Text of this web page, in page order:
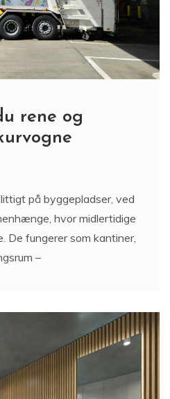
rene og
på byggepladser, ved
hvor midlertidige
De fungerer som kantiner,
–